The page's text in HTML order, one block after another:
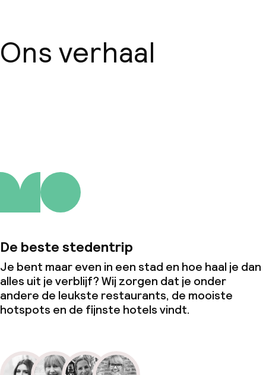
Ons verhaal
De beste stedentrip
Je bent maar even in een stad en hoe haal je dan
alles uit je verblijf? Wij zorgen dat je onder
andere de leukste restaurants, de mooiste
hotspots en de fijnste hotels vindt.